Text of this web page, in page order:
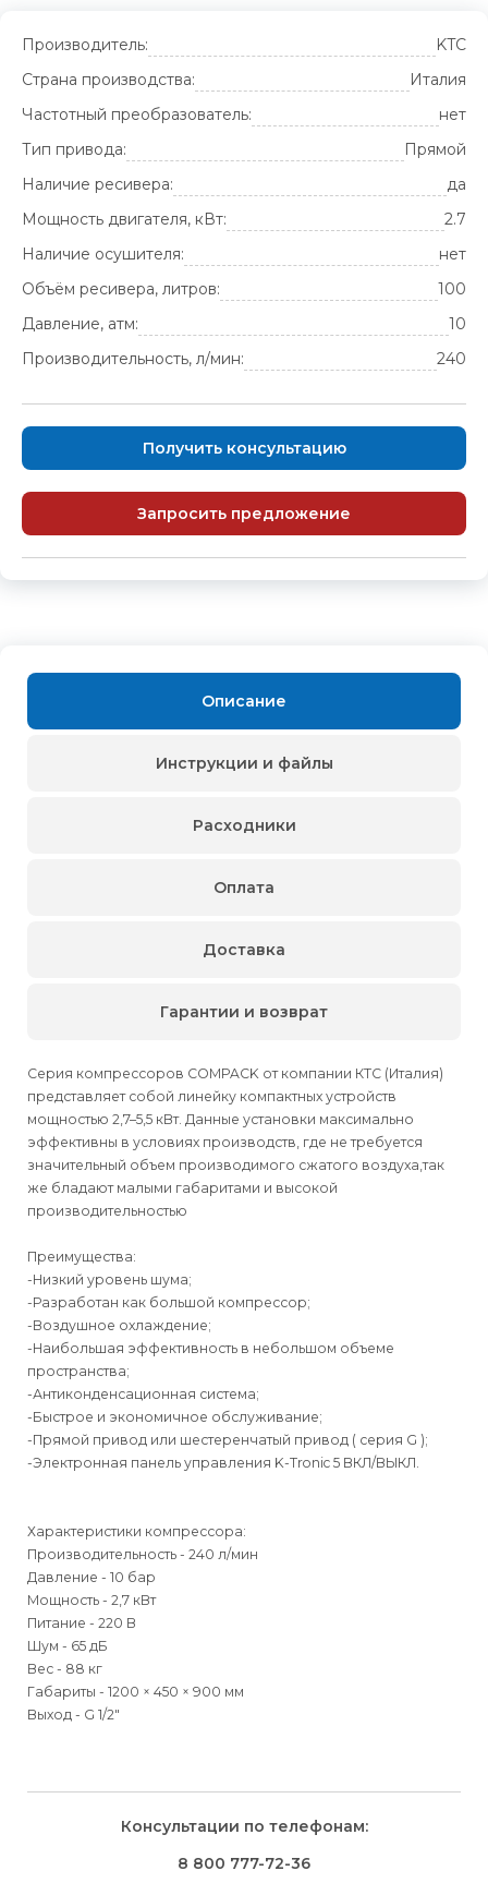
Производитель:
KTC
Страна производства:
Италия
Частотный преобразователь:
нет
Тип привода:
Прямой
Наличие ресивера:
да
Мощность двигателя, кВт:
2.7
Наличие осушителя:
нет
Объём ресивера, литров:
100
Давление, атм:
10
Производительность, л/мин:
240
Получить консультацию
Запросить предложение
Описание
Серия компрессоров COMPACK от компании КТС (Италия)
представляет собой линейку компактных устройств
мощностью 2,7–5,5 кВт. Данные установки максимально
эффективны в условиях производств, где не требуется
значительный объем производимого сжатого воздуха,так
же бладают малыми габаритами и высокой
производительностью
Преимущества:
-Низкий уровень шума;
-Разработан как большой компрессор;
-Воздушное охлаждение;
-Наибольшая эффективность в небольшом объеме
пространства;
-Антиконденсационная система;
-Быстрое и экономичное обслуживание;
-Прямой привод или шестеренчатый привод ( серия G );
-Электронная панель управления K-Tronic 5 ВКЛ/ВЫКЛ.
Характеристики компрессора:
Производительность - 240 л/мин
Давление - 10 бар
Мощность - 2,7 кВт
Питание - 220 В
Шум - 65 дБ
Вес - 88 кг
Габариты - 1200 × 450 × 900 мм
Выход - G 1/2"
Инструкции и файлы
Расходники
Оплата
лиц
Способ оплаты
лиц
Доставка
Способыдоставки
Доставка осуществляется транспортными компаниями и
оплачивается покупателем при получении заказа.
Гарантии и возврат
лиц
Правила возврата товара, приобретённого
лиц
Консультации по телефонам:
8 800 777-72-36